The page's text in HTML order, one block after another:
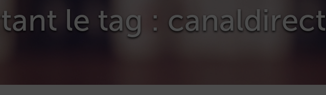
le tag : canaldirect